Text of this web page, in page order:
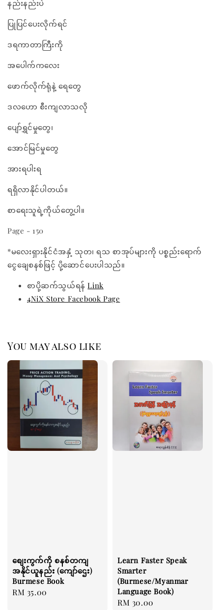
နည်းနည်းပဲ
ပြုပြင်ပေးလိုက်ရင်
ဒရကာတာကြီးကို
အပေါက်ကလေး
ဖောက်လိုက်ရုံနဲ့ ရေတွေ
ဒလဟော စီးကျလာသလို
ပျော်ရွှင်မှုတွေ၊
အောင်မြင်မှုတွေ
အားရပါးရ
ရရှိလာနိုင်ပါတယ်။
စာရေးသူရဲ့ကိုယ်တွေ့ပါ။
Page - 150
*မလေးရှားနိုင်ငံအနှံ့ သုတ၊ ရသ စာအုပ်များကို ပစ္စည်းရောက်
ငွေချေစနစ်ဖြင့် ပို့ဆောင်ပေးပါသည်။
စာပို့ဆက်သွယ်ရန်Link
4NiX Store Facebook Page
You may also like
စျေးကွက်ကို စနစ်တကျ
အနိုင်ယူနည်း (ကျော်ဌေး)
Burmese Book
Regular
RM 35.00
Learn Faster Speak
Smarter
(Burmese/Myanmar
Language Book)
Regular
RM 30.00